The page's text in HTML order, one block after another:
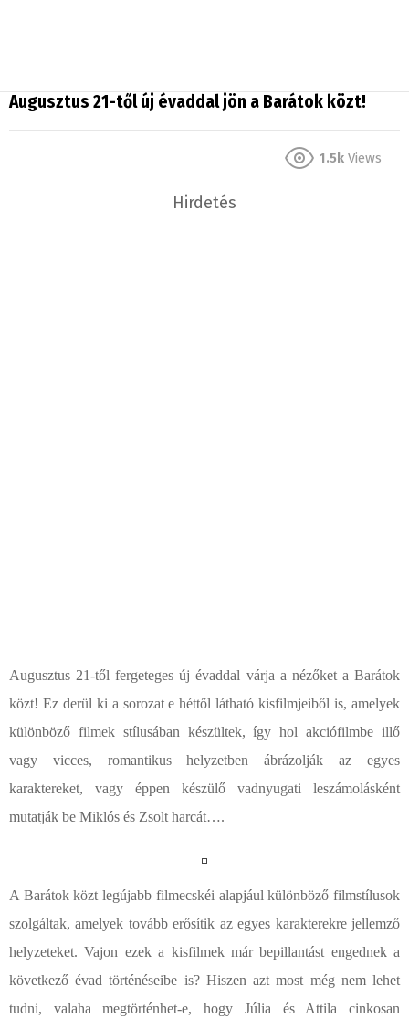
Augusztus 21-től új évaddal jön a Barátok közt!
1.5k Views
Hirdetés
Augusztus 21-től fergeteges új évaddal várja a nézőket a Barátok
közt! Ez derül ki a sorozat e héttől látható kisfilmjeiből is, amelyek
különböző filmek stílusában készültek, így hol akciófilmbe illő
vagy vicces, romantikus helyzetben ábrázolják az egyes
karaktereket, vagy éppen készülő vadnyugati leszámolásként
mutatják be Miklós és Zsolt harcát….
A Barátok közt legújabb filmecskéi alapjául különböző filmstílusok
szolgáltak, amelyek tovább erősítik az egyes karakterekre jellemző
helyzeteket. Vajon ezek a kisfilmek már bepillantást engednek a
következő évad történéseibe is? Hiszen azt most még nem lehet
tudni, valaha megtörténhet-e, hogy Júlia és Attila cinkosan